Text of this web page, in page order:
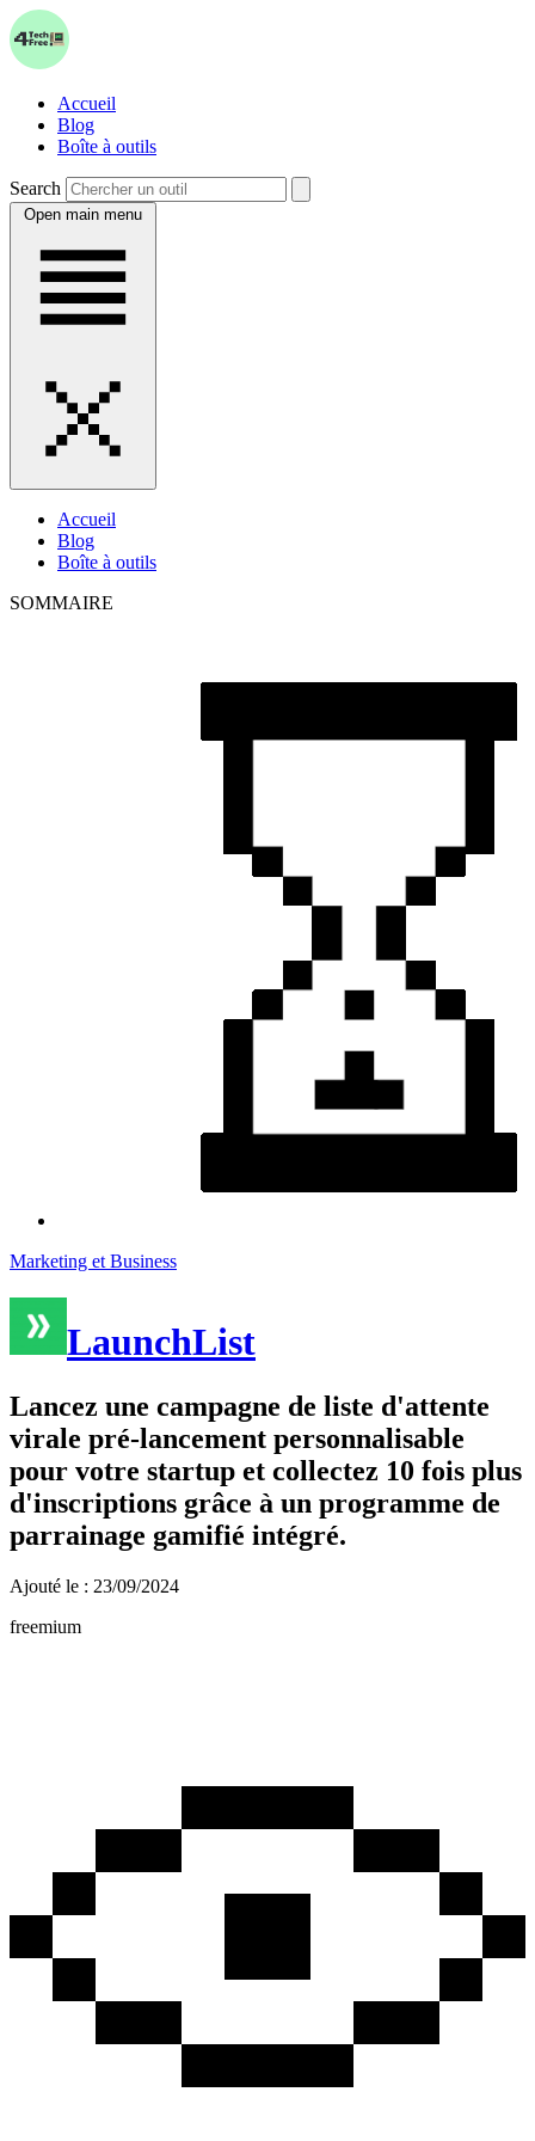
Accueil
Blog
Boîte à outils
Search
Open main menu
Accueil
Blog
Boîte à outils
SOMMAIRE
Marketing et Business
LaunchList
Lancez une campagne de liste d'attente
virale pré-lancement personnalisable
pour votre startup et collectez 10 fois plus
d'inscriptions grâce à un programme de
parrainage gamifié intégré.
Ajouté le : 23/09/2024
freemium